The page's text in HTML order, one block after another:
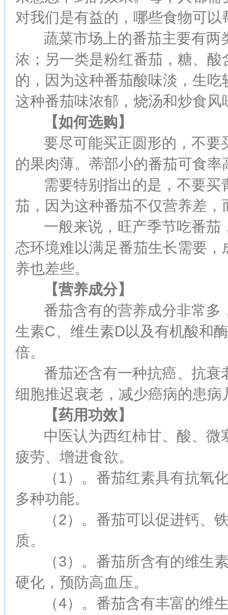
对我们是有益的，哪些食物可
蔬菜市场上的番茄主要有两
浓；另一类是粉红番茄，糖、
的，因为这种番茄酸味淡，生
这种番茄味浓郁，烧汤和炒食风
【如何选购】
要尽可能买正圆形的，不要
的果肉薄。蒂部小的番茄可食
需要特别指出的是，不要买
茄，因为这种番茄不仅营养差
一般来说，旺产季节吃番茄
态环境难以满足番茄生长需要
养也差些。
【营养成分】
番茄含有的营养成分非常多
生素C、维生素D以及有机酸和
倍。
番茄还含有一种抗癌、抗
细胞推迟衰老，减少癌病的患病
【药用功效】
中医认为西红柿甘、酸、微
疲劳、增进食欲。
（1）。番茄红素具有抗氧
多种功能。
（2）。番茄可以促进钙、
质。
（3）。番茄所含有的维生
硬化，预防高血压。
（4）。番茄含有丰富的维